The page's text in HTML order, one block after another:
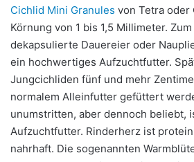
Cichlid Mini Granules von Tetra
Körnung von 1 bis 1,5 Millimeter.
dekapsulierte Dauereier oder
ein hochwertiges Aufzuchtfutter.
Jungcichliden fünf und mehr
normalem Alleinfutter gefüttert
unumstritten, aber dennoch beliebt,
Aufzuchtfutter. Rinderherz ist
nahrhaft. Die sogenannten